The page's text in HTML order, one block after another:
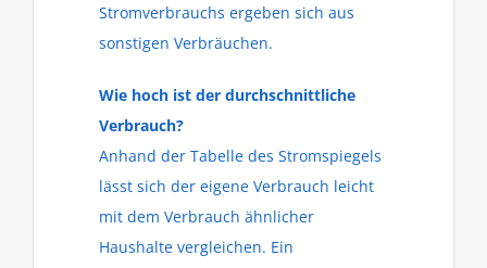
Stromverbrauchs ergeben sich aus
sonstigen Verbräuchen.
Wie hoch ist der durchschnittliche
Verbrauch?
Anhand der Tabelle des Stromspiegels
lässt sich der eigene Verbrauch leicht
mit dem Verbrauch ähnlicher
Haushalte vergleichen. Ein